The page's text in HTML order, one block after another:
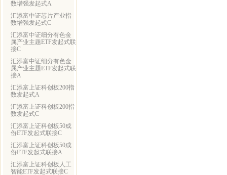
数增强发起式A
汇添富中证芯片产业指
数增强发起式C
汇添富中证细分有色金
属产业主题ETF发起式联
接C
汇添富中证细分有色金
属产业主题ETF发起式联
接A
汇添富上证科创板200指
数发起式A
汇添富上证科创板200指
数发起式C
汇添富上证科创板50成
份ETF发起式联接C
汇添富上证科创板50成
份ETF发起式联接A
汇添富上证科创板人工
智能ETF发起式联接C